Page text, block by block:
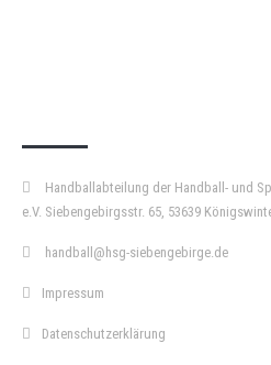
Handballabteilung der Handball- und
e.V. Siebengebirgsstr. 65, 53639
handball@hsg-siebengebirge.de
Impressum
Datenschutzerklärung